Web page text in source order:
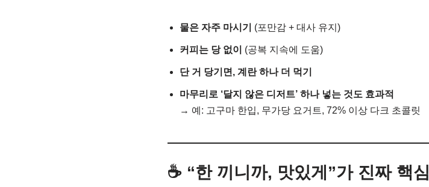
물은 자주 마시기 (포만감 + 대사 유지)
커피는 당 없이 (공복 지속에 도움)
단 거 당기면, 계란 하나 더 먹기
마무리로 ‘달지 않은 디저트’ 하나 넣는 것도 효과적
→ 예: 고구마 한입, 무가당 요거트, 72% 이상 다크 초콜릿
☕ “한 끼니까, 맛있게”가 진짜 핵심